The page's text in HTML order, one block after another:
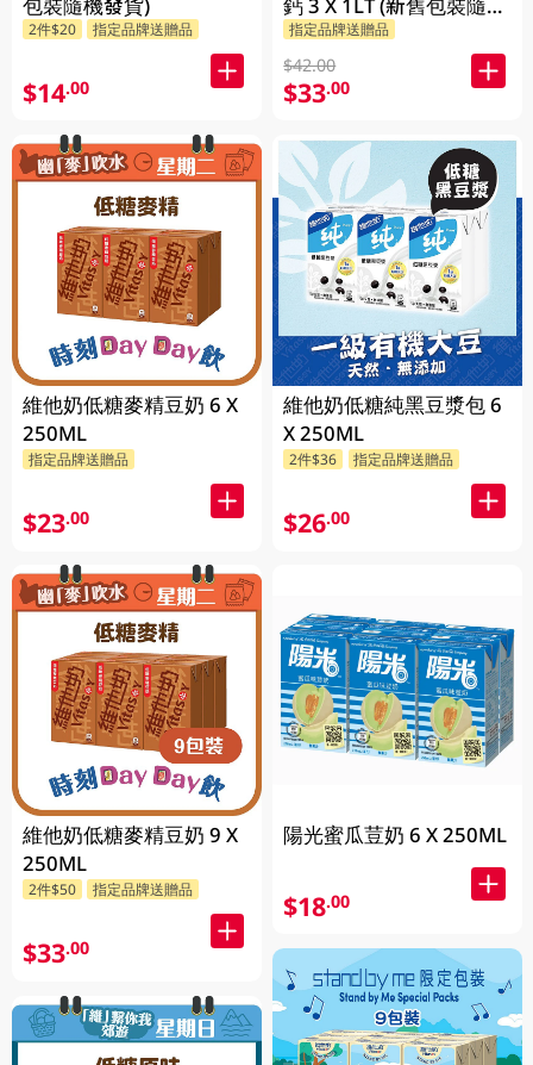
包裝隨機發貨)
2件$20 指定品牌送贈品
$14.00
維他奶低糖麥精豆奶 6 X
250ML
指定品牌送贈品
$23.00
維他奶低糖麥精豆奶 9 X
250ML
2件$50 指定品牌送贈品
$33.00
鈣 3 X 1LT (新舊包裝隨機
發貨)
指定品牌送贈品
$42.00
$33.00
維他奶低糖純黑豆漿包 6
X 250ML
2件$36 指定品牌送贈品
$26.00
陽光蜜瓜荳奶 6 X 250ML
$18.00